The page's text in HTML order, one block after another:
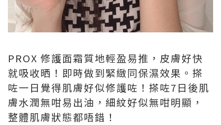
PROX 修護面霜質地輕盈易推，皮膚好快
就吸收晒！即時做到緊緻同保濕效果。搽
咗一日覺得肌膚好似修護咗！搽咗7日後肌
膚水潤無咁易出油，細紋好似無咁明顯，
整體肌膚狀態都唔錯！